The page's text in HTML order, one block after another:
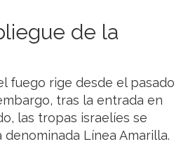
de la
fuego rige desde el pasado
tras la entrada en
las tropas israelíes se
Línea Amarilla.